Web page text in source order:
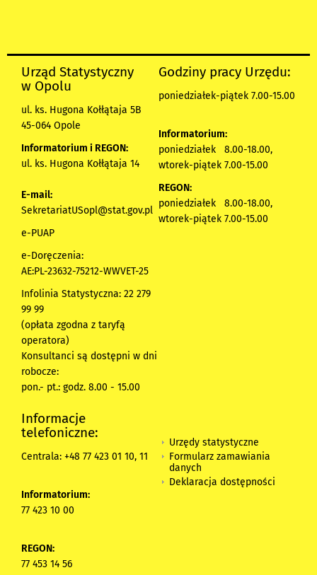
Urząd Statystyczny
w Opolu
ul. ks. Hugona Kołłątaja 5B
45-064 Opole
Informatorium i REGON:
ul. ks. Hugona Kołłątaja 14
E-mail:
SekretariatUSopl@stat.gov.pl
e-PUAP
e-Doręczenia:
AE:PL-23632-75212-WWVET-25
Infolinia Statystyczna: 22 279
99 99
(opłata zgodna z taryfą
operatora)
Konsultanci są dostępni w dni
robocze:
pon.- pt.: godz. 8.00 - 15.00
Godziny pracy Urzędu:
poniedziałek-piątek 7.00-15.00
Informatorium:
poniedziałek 8.00-18.00,
wtorek-piątek 7.00-15.00
REGON:
poniedziałek 8.00-18.00,
wtorek-piątek 7.00-15.00
Informacje
telefoniczne:
Centrala: +48 77 423 01 10, 11
Informatorium:
77 423 10 00
REGON:
77 453 14 56
Urzędy statystyczne
Formularz zamawiania
danych
Deklaracja dostępności